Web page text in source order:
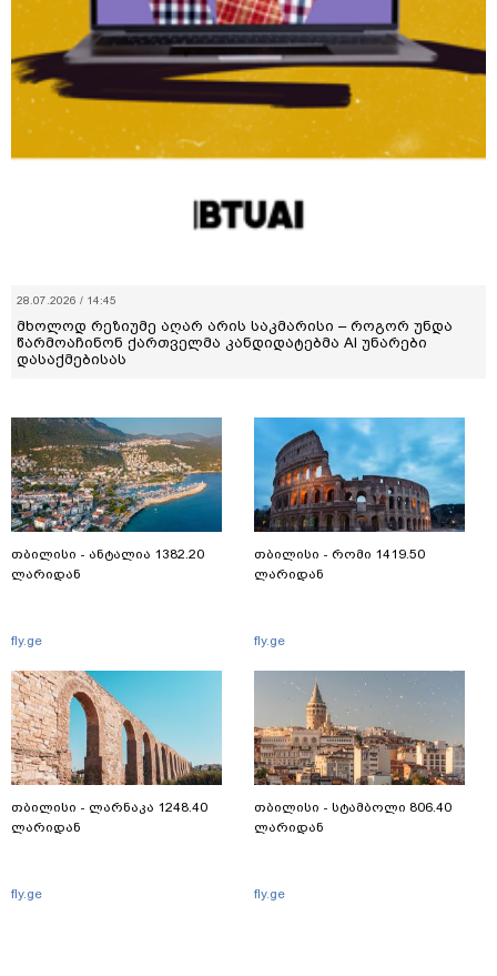
28.07.2026 / 14:45
მხოლოდ რეზიუმე აღარ არის საკმარისი – როგორ უნდა
წარმოაჩინონ ქართველმა კანდიდატებმა AI უნარები
დასაქმებისას
თბილისი - ანტალია 1382.20
ლარიდან
fly.ge
თბილისი - ლარნაკა 1248.40
ლარიდან
fly.ge
თბილისი - რომი 1419.50
ლარიდან
fly.ge
თბილისი - სტამბოლი 806.40
ლარიდან
fly.ge